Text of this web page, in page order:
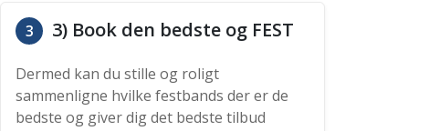
3 3) Book den bedste og FEST
Dermed kan du stille og roligt
sammenligne hvilke festbands der er de
bedste og giver dig det bedste tilbud